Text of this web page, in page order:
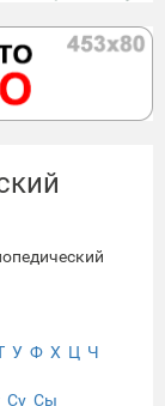
У Ф Х Ц Ч
Су Сы